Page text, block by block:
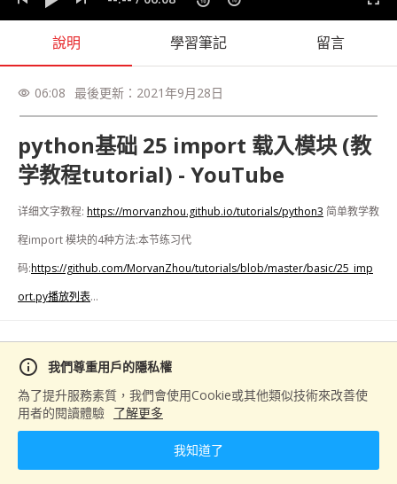
課程內容(73) 學習筆記(43) 會員(166) 課程介紹
info
我們尊重用戶的隱私權
為了提升服務素質，我們會使用Cookie或其他類似技術來改善使
用者的閱讀體驗 了解更多
我知道了
說明 學習筆記 留言
visibility 06:08 最後更新： 2021年9月28日
python基础 25 import 载入模块 (教
学教程tutorial) - YouTube
详细文字教程: https://morvanzhou.github.io/tutorials/python3 简单教学教
程import 模块的4种方法:本节练习代
码:https://github.com/MorvanZhou/tutorials/blob/master/basic/25_imp
ort.py播放列表...
python基础 14 模块安装 (教学教程tutorial) - YouTube